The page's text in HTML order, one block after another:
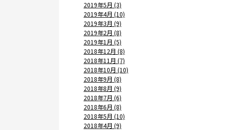
2019年5月 (3)
2019年4月 (10)
2019年3月 (9)
2019年2月 (8)
2019年1月 (5)
2018年12月 (8)
2018年11月 (7)
2018年10月 (10)
2018年9月 (8)
2018年8月 (9)
2018年7月 (6)
2018年6月 (8)
2018年5月 (10)
2018年4月 (9)